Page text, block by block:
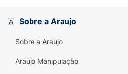
Sobre a Araujo
Sobre a Araujo
Araujo Manipulação